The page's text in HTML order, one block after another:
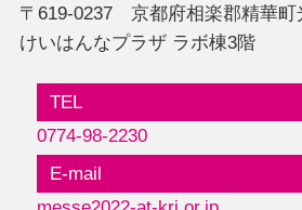
〒619-0237 京都府相楽郡精華町
けいはんなプラザ ラボ棟3階
TEL
0774-98-2230
E-mail